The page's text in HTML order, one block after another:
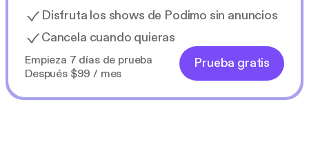
Disfruta los shows de Podimo sin anuncios
Cancela cuando quieras
Empieza 7 días de prueba
Después $99 / mes
Prueba gratis